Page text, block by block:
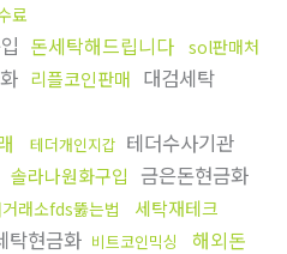
료
돈세탁해드립니다 sol판매처
리플코인판매 대검세탁
테더개인지갑 테더수사기관
솔라나원화구입 금은돈현금화
래소fds뚫는법
세탁재테크
탁현금화 비트코인믹싱
해외돈